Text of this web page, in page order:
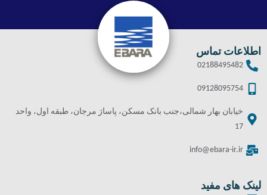
اطلاعات تماس
02188495482
09128095754
خیابان بهار شمالی،جنب بانک مسکن، پاساژ مرجان، طبقه اول، واحد
17
info@ebara-ir.ir
لینک های مفید